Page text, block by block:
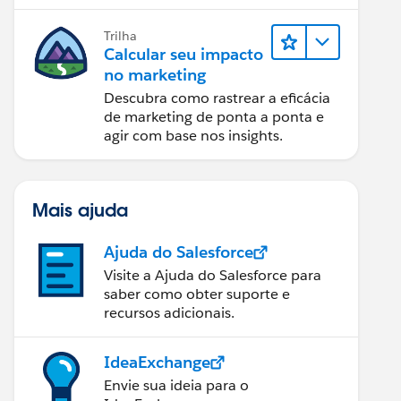
Trilha
Calcular seu impacto
no marketing
Descubra como rastrear a eficácia
de marketing de ponta a ponta e
agir com base nos insights.
Mais ajuda
Ajuda do Salesforce
Visite a Ajuda do Salesforce para
saber como obter suporte e
recursos adicionais.
IdeaExchange
Envie sua ideia para o